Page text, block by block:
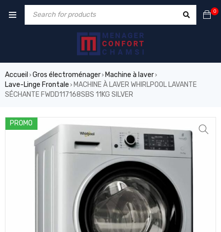
0
Accueil › Gros électroménager› Machine à laver›
Lave-Linge Frontale › MACHINE À LAVER WHIRLPOOL LAVANTE
SÉCHANTE FWDD117168SBS 11KG SILVER
PROMO